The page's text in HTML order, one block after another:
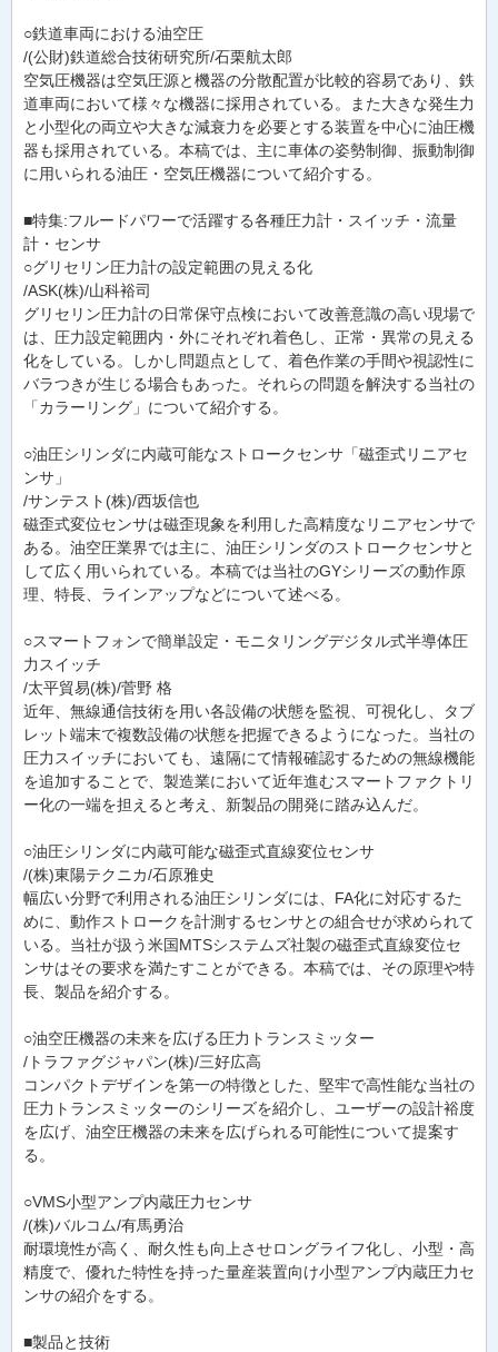
○鉄道車両における油空圧
/(公財)鉄道総合技術研究所/石栗航太郎
空気圧機器は空気圧源と機器の分散配置が比較的容易であり、鉄
道車両において様々な機器に採用されている。また大きな発生力
と小型化の両立や大きな減衰力を必要とする装置を中心に油圧機
器も採用されている。本稿では、主に車体の姿勢制御、振動制御
に用いられる油圧・空気圧機器について紹介する。
■特集:フルードパワーで活躍する各種圧力計・スイッチ・流量
計・センサ
○グリセリン圧力計の設定範囲の見える化
/ASK(株)/山科裕司
グリセリン圧力計の日常保守点検において改善意識の高い現場で
は、圧力設定範囲内・外にそれぞれ着色し、正常・異常の見える
化をしている。しかし問題点として、着色作業の手間や視認性に
バラつきが生じる場合もあった。それらの問題を解決する当社の
「カラーリング」について紹介する。
○油圧シリンダに内蔵可能なストロークセンサ「磁歪式リニアセ
ンサ」
/サンテスト(株)/西坂信也
磁歪式変位センサは磁歪現象を利用した高精度なリニアセンサで
ある。油空圧業界では主に、油圧シリンダのストロークセンサと
して広く用いられている。本稿では当社のGYシリーズの動作原
理、特長、ラインアップなどについて述べる。
○スマートフォンで簡単設定・モニタリングデジタル式半導体圧
力スイッチ
/太平貿易(株)/菅野 格
近年、無線通信技術を用い各設備の状態を監視、可視化し、タブ
レット端末で複数設備の状態を把握できるようになった。当社の
圧力スイッチにおいても、遠隔にて情報確認するための無線機能
を追加することで、製造業において近年進むスマートファクトリ
ー化の一端を担えると考え、新製品の開発に踏み込んだ。
○油圧シリンダに内蔵可能な磁歪式直線変位センサ
/(株)東陽テクニカ/石原雅史
幅広い分野で利用される油圧シリンダには、FA化に対応するた
めに、動作ストロークを計測するセンサとの組合せが求められて
いる。当社が扱う米国MTSシステムズ社製の磁歪式直線変位セ
ンサはその要求を満たすことができる。本稿では、その原理や特
長、製品を紹介する。
○油空圧機器の未来を広げる圧力トランスミッター
/トラファグジャパン(株)/三好広高
コンパクトデザインを第一の特徴とした、堅牢で高性能な当社の
圧力トランスミッターのシリーズを紹介し、ユーザーの設計裕度
を広げ、油空圧機器の未来を広げられる可能性について提案す
る。
○VMS小型アンプ内蔵圧力センサ
/(株)バルコム/有馬勇治
耐環境性が高く、耐久性も向上させロングライフ化し、小型・高
精度で、優れた特性を持った量産装置向け小型アンプ内蔵圧力セ
ンサの紹介をする。
■製品と技術